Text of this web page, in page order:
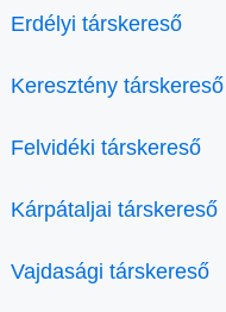
Erdélyi társkereső
Keresztény társkereső
Felvidéki társkereső
Kárpátaljai társkereső
Vajdasági társkereső